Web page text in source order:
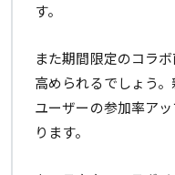
す。
また期間限定のコラ
高められるでしょう
ユーザーの参加率ア
ります。